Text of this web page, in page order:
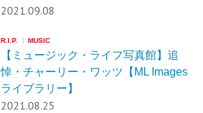
2021.09.08
R.I.P. MUSIC
【ミュージック・ライフ写真館】追
悼・チャーリー・ワッツ【ML Images
ライブラリー】
2021.08.25